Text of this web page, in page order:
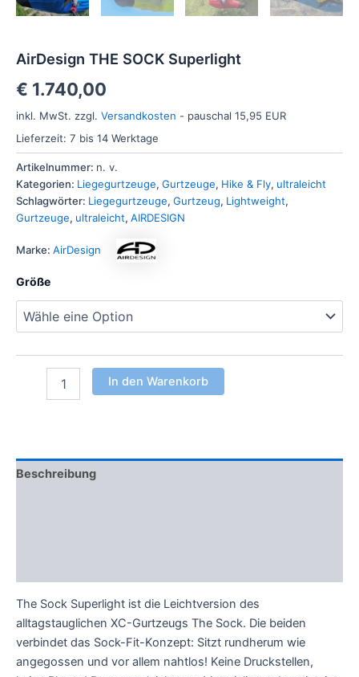
AirDesign THE SOCK Superlight
€ 1.740,00
inkl. MwSt. zzgl. Versandkosten - pauschal 15,95 EUR
Lieferzeit: 7 bis 14 Werktage
Artikelnummer: n. v.
Kategorien: Liegegurtzeuge, Gurtzeuge, Hike & Fly, ultraleicht
Schlagwörter: Liegegurtzeuge, Gurtzeug, Lightweight,
Gurtzeuge, ultraleicht, AIRDESIGN
Marke: AirDesign
Größe
In den Warenkorb
Beschreibung
The Sock Superlight ist die Leichtversion des
alltagstauglichen XC-Gurtzeugs The Sock. Die beiden
verbindet das Sock-Fit-Konzept: Sitzt rundherum wie
angegossen und vor allem nahtlos! Keine Druckstellen,